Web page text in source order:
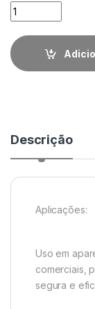
Quantidade
Descrição
Aplicações:
Uso em
comerciais,
segura e